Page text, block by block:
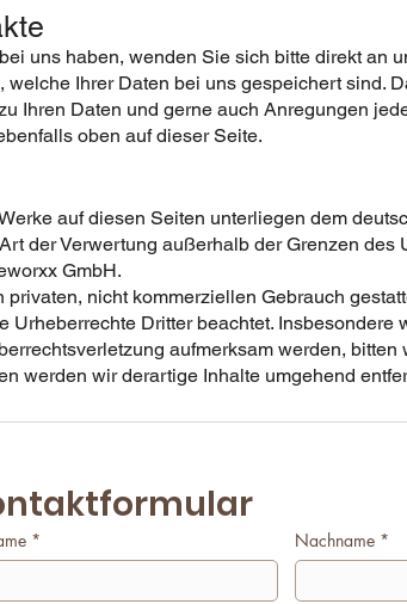
uns haben, wenden Sie sich bitte direkt an
Ihrer Daten bei uns gespeichert sind.
Ihren Daten und gerne auch Anregungen
oben auf dieser Seite.
auf diesen Seiten unterliegen dem
der Verwertung außerhalb der Grenzen des
GmbH.
nicht kommerziellen Gebrauch
Dritter beachtet. Insbesondere
aufmerksam werden,
werden wir derartige Inhalte umgehend
* Nachname *